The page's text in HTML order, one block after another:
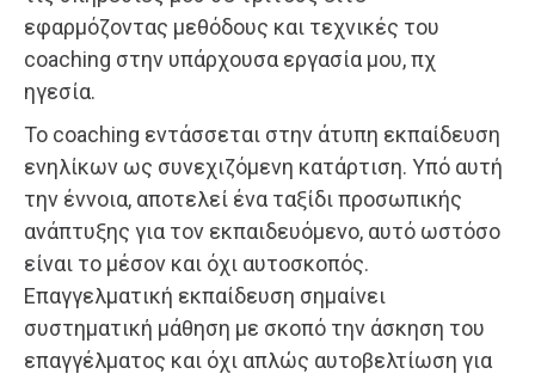
εφαρμόζοντας μεθόδους και τεχνικές του
coaching στην υπάρχουσα εργασία μου, πχ
ηγεσία.
Το coaching εντάσσεται στην άτυπη εκπαίδευση
ενηλίκων ως συνεχιζόμενη κατάρτιση. Υπό αυτή
την έννοια, αποτελεί ένα ταξίδι προσωπικής
ανάπτυξης για τον εκπαιδευόμενο, αυτό ωστόσο
είναι το μέσον και όχι αυτοσκοπός.
Επαγγελματική εκπαίδευση σημαίνει
συστηματική μάθηση με σκοπό την άσκηση του
επαγγέλματος και όχι απλώς αυτοβελτίωση για